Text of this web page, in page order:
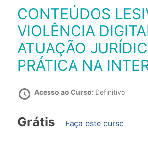
CONTEÚDOS LESIVOS E
VIOLÊNCIA
ATUAÇÃO
PRÁTICA NA
Acesso ao Curso: Definitivo
Grátis Faça este curso